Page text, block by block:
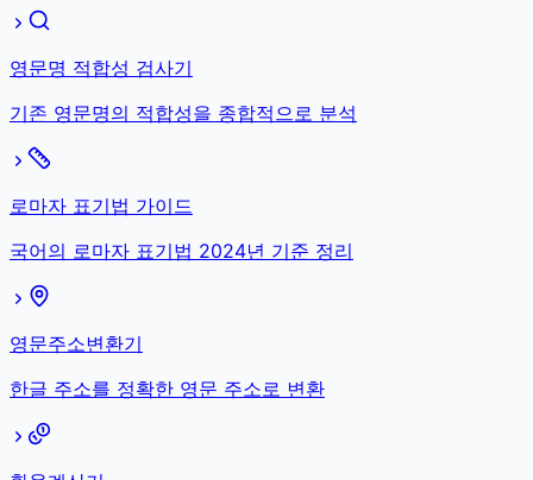
영문명 적합성 검사기
기존 영문명의 적합성을 종합적으로 분석
로마자 표기법 가이드
국어의 로마자 표기법 2024년 기준 정리
영문주소변환기
한글 주소를 정확한 영문 주소로 변환